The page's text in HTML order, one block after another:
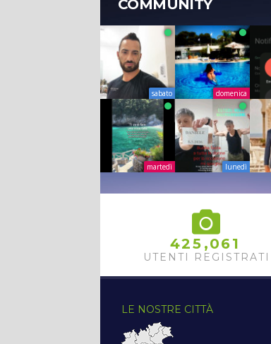
COMMUNITY
sabato domenica
martedì lunedì
425 ,061
UTENTI REGISTRATI
LE NOSTRE CITTÀ